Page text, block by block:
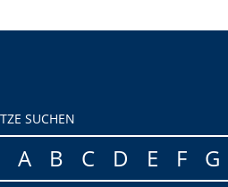
SUCHEN
A B C D E F G